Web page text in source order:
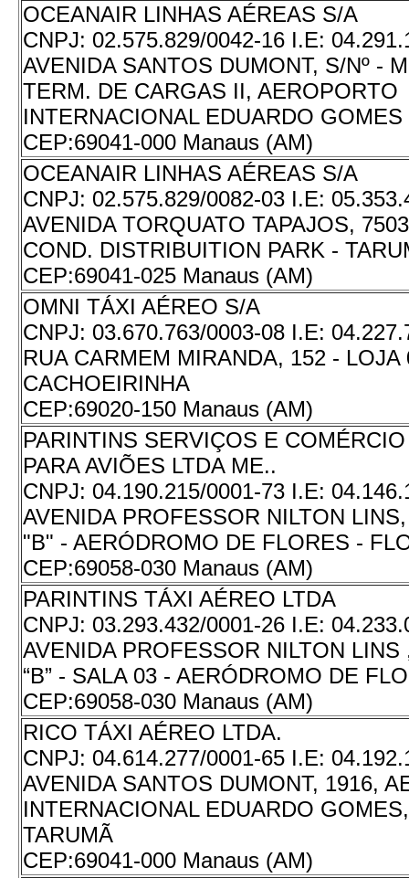
OCEANAIR LINHAS AÉREAS S/A
CNPJ: 02.575.829/0042-16 I.E:
AVENIDA SANTOS DUMONT, S/Nº -
TERM. DE CARGAS II, AEROPORTO
INTERNACIONAL EDUARDO GOMES
CEP:69041-000 Manaus (AM)
OCEANAIR LINHAS AÉREAS S/A
CNPJ: 02.575.829/0082-03 I.E:
AVENIDA TORQUATO TAPAJOS,
COND. DISTRIBUITION PARK -
CEP:69041-025 Manaus (AM)
OMNI TÁXI AÉREO S/A
CNPJ: 03.670.763/0003-08 I.E:
RUA CARMEM MIRANDA, 152 - LOJA
CACHOEIRINHA
CEP:69020-150 Manaus (AM)
PARINTINS SERVIÇOS E
PARA AVIÕES LTDA ME..
CNPJ: 04.190.215/0001-73 I.E:
AVENIDA PROFESSOR NILTON
"B" - AERÓDROMO DE FLORES -
CEP:69058-030 Manaus (AM)
PARINTINS TÁXI AÉREO LTDA
CNPJ: 03.293.432/0001-26 I.E:
AVENIDA PROFESSOR NILTON
“B” - SALA 03 - AERÓDROMO DE
CEP:69058-030 Manaus (AM)
RICO TÁXI AÉREO LTDA.
CNPJ: 04.614.277/0001-65 I.E:
AVENIDA SANTOS DUMONT, 1916,
INTERNACIONAL EDUARDO
TARUMÃ
CEP:69041-000 Manaus (AM)